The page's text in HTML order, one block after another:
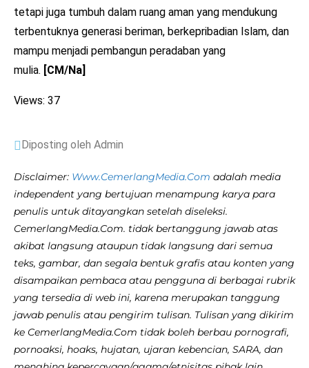
tetapi juga tumbuh dalam ruang aman yang mendukung
terbentuknya generasi beriman, berkepribadian Islam, dan
mampu menjadi pembangun peradaban yang
mulia. [CM/Na]
Views: 37
Diposting oleh Admin
Disclaimer: Www.CemerlangMedia.Com adalah media
independent yang bertujuan menampung karya para
penulis untuk ditayangkan setelah diseleksi.
CemerlangMedia.Com. tidak bertanggung jawab atas
akibat langsung ataupun tidak langsung dari semua
teks, gambar, dan segala bentuk grafis atau konten yang
disampaikan pembaca atau pengguna di berbagai rubrik
yang tersedia di web ini, karena merupakan tanggung
jawab penulis atau pengirim tulisan. Tulisan yang dikirim
ke CemerlangMedia.Com tidak boleh berbau pornografi,
pornoaksi, hoaks, hujatan, ujaran kebencian, SARA, dan